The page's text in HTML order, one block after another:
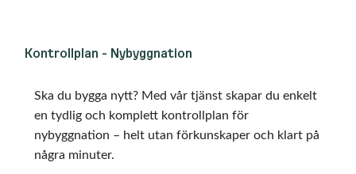
Kontrollplan - Nybyggnation
Ska du bygga nytt? Med vår tjänst skapar du enkelt
en tydlig och komplett kontrollplan för
nybyggnation – helt utan förkunskaper och klart på
några minuter.